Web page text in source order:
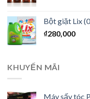
Bột giặt Lix
₫280,000
KHUYẾN MÃI
Máy sấy tóc